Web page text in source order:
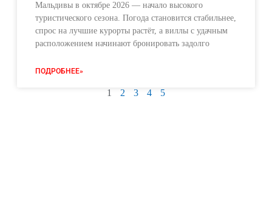
Мальдивы в октябре 2026 — начало высокого
туристического сезона. Погода становится стабильнее,
спрос на лучшие курорты растёт, а виллы с удачным
расположением начинают бронировать задолго
ПОДРОБНЕЕ»
1 2 3 4 5